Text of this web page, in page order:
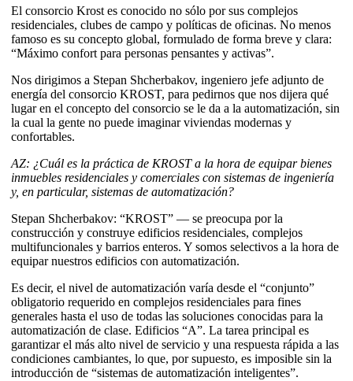
El consorcio Krost es conocido no sólo por sus complejos
residenciales, clubes de campo y políticas de oficinas. No menos
famoso es su concepto global, formulado de forma breve y clara:
“Máximo confort para personas pensantes y activas”.
Nos dirigimos a Stepan Shcherbakov, ingeniero jefe adjunto de
energía del consorcio KROST, para pedirnos que nos dijera qué
lugar en el concepto del consorcio se le da a la automatización, sin
la cual la gente no puede imaginar viviendas modernas y
confortables.
AZ: ¿Cuál es la práctica de KROST a la hora de equipar bienes
inmuebles residenciales y comerciales con sistemas de ingeniería
y, en particular, sistemas de automatización?
Stepan Shcherbakov: “KROST” — se preocupa por la
construcción y construye edificios residenciales, complejos
multifuncionales y barrios enteros. Y somos selectivos a la hora de
equipar nuestros edificios con automatización.
Es decir, el nivel de automatización varía desde el “conjunto”
obligatorio requerido en complejos residenciales para fines
generales hasta el uso de todas las soluciones conocidas para la
automatización de clase. Edificios “A”. La tarea principal es
garantizar el más alto nivel de servicio y una respuesta rápida a las
condiciones cambiantes, lo que, por supuesto, es imposible sin la
introducción de “sistemas de automatización inteligentes”.